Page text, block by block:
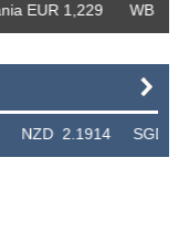
1,229 WB GBP
2.1914 SGD